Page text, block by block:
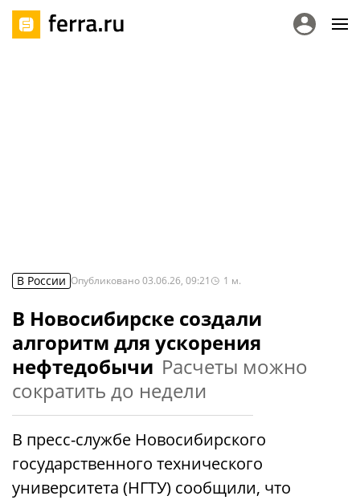
В России Опубликовано03.06.26, 09:21 1 м.
В Новосибирске создали
алгоритм для ускорения
нефтедобычи Расчеты можно
сократить до недели
В пресс-службе Новосибирского
государственного технического
университета (НГТУ) сообщили, что